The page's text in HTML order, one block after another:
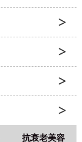
抗衰老美容